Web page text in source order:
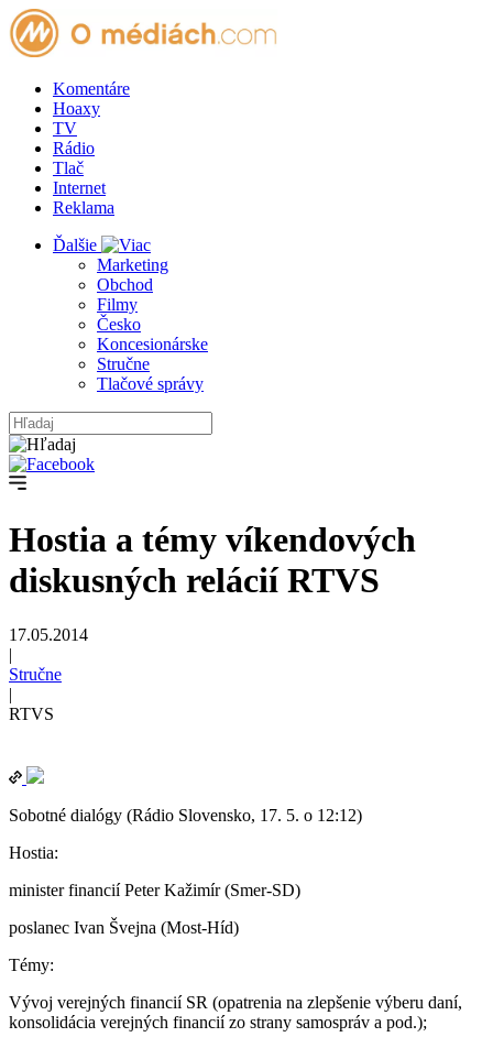
Komentáre
Hoaxy
TV
Rádio
Tlač
Internet
Reklama
Ďalšie
Marketing
Obchod
Filmy
Česko
Koncesionárske
Stručne
Tlačové správy
Hostia a témy víkendových
diskusných relácií RTVS
17.05.2014
|
Stručne
|
RTVS
Sobotné dialógy (Rádio Slovensko, 17. 5. o 12:12)
Hostia:
minister financií Peter Kažimír (Smer-SD)
poslanec Ivan Švejna (Most-Híd)
Témy:
Vývoj verejných financií SR (opatrenia na zlepšenie výberu daní,
konsolidácia verejných financií zo strany samospráv a pod.);